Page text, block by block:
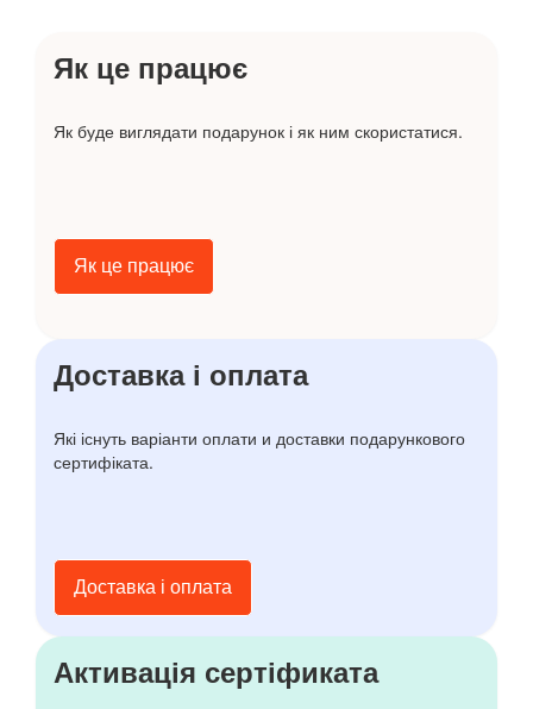
Як це працює
Як буде виглядати подарунок і як ним скористатися.
Як це працює
Доставка і оплата
Які існуть варіанти оплати и доставки подарункового
сертифіката.
Доставка і оплата
Активація сертіфиката